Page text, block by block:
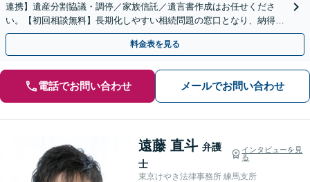
連携】遺産分割協議・調停／家族信託／遺言書作成はお任せくださ
い。【初回相談無料】長期化しやすい相続問題の窓口となり、納得で
きる解決策をご提案します。【休日・夜間対応可】
料金表を見る
電話でお問い合わせ メールでお問い合わせ
遠藤 直斗 弁護
士
インタビューを見
る
東京けやき法律事務所 練馬支所